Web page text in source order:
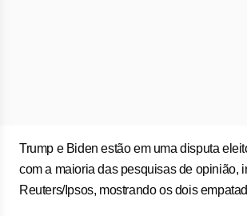
Trump e Biden estão em uma disputa
com a maioria das pesquisas de opinião,
Reuters/Ipsos, mostrando os dois